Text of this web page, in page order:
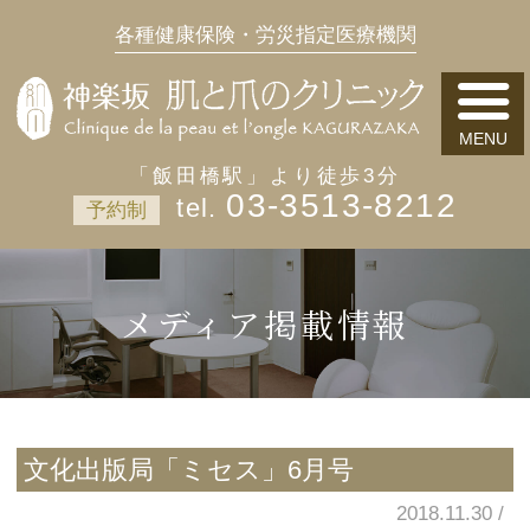
各種健康保険・労災指定医療機関
「飯田橋駅」より徒歩3分
予約制
03-3513-8212
メディア掲載情報
文化出版局「ミセス」6月号
2018.11.30